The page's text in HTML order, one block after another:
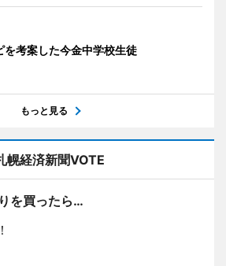
を考案した今金中学校生徒
もっと見る
幌経済新聞VOTE
を買ったら…